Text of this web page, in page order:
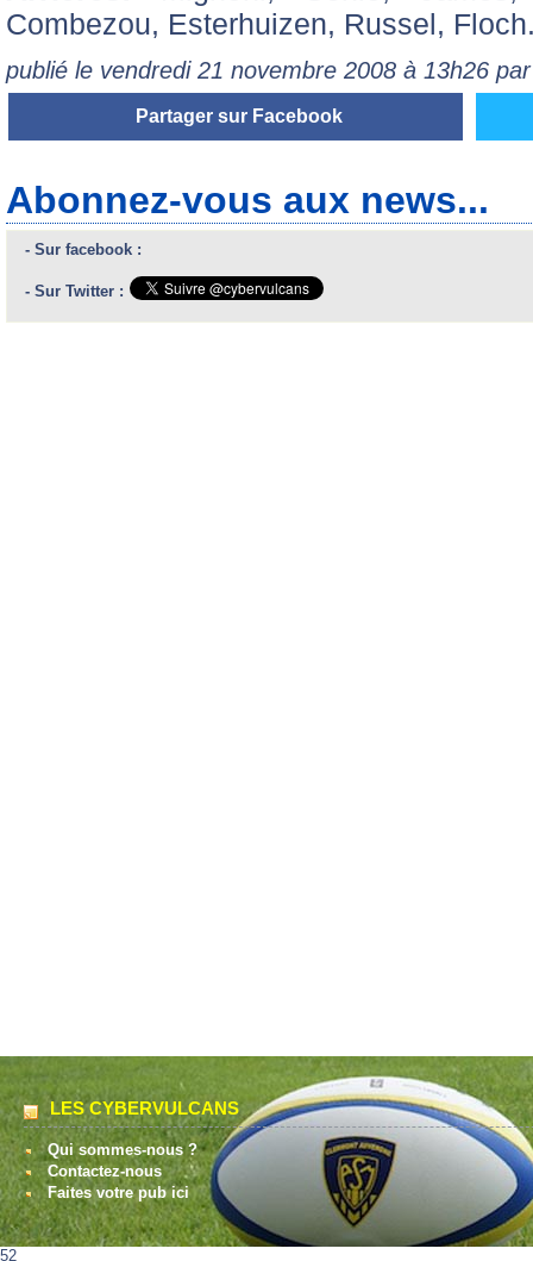
Combezou, Esterhuizen, Russel,
publié le vendredi 21 novembre 2008 à 13h26
Partager sur Facebook
Abonnez-vous aux news...
- Sur facebook :
- Sur Twitter :
LES CYBERVULCANS
Qui sommes-nous ?
Contactez-nous
Faites votre pub ici
52